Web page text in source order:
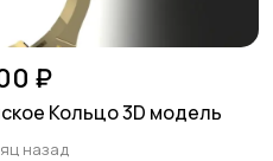
₽
Кольцо 3D модель
назад